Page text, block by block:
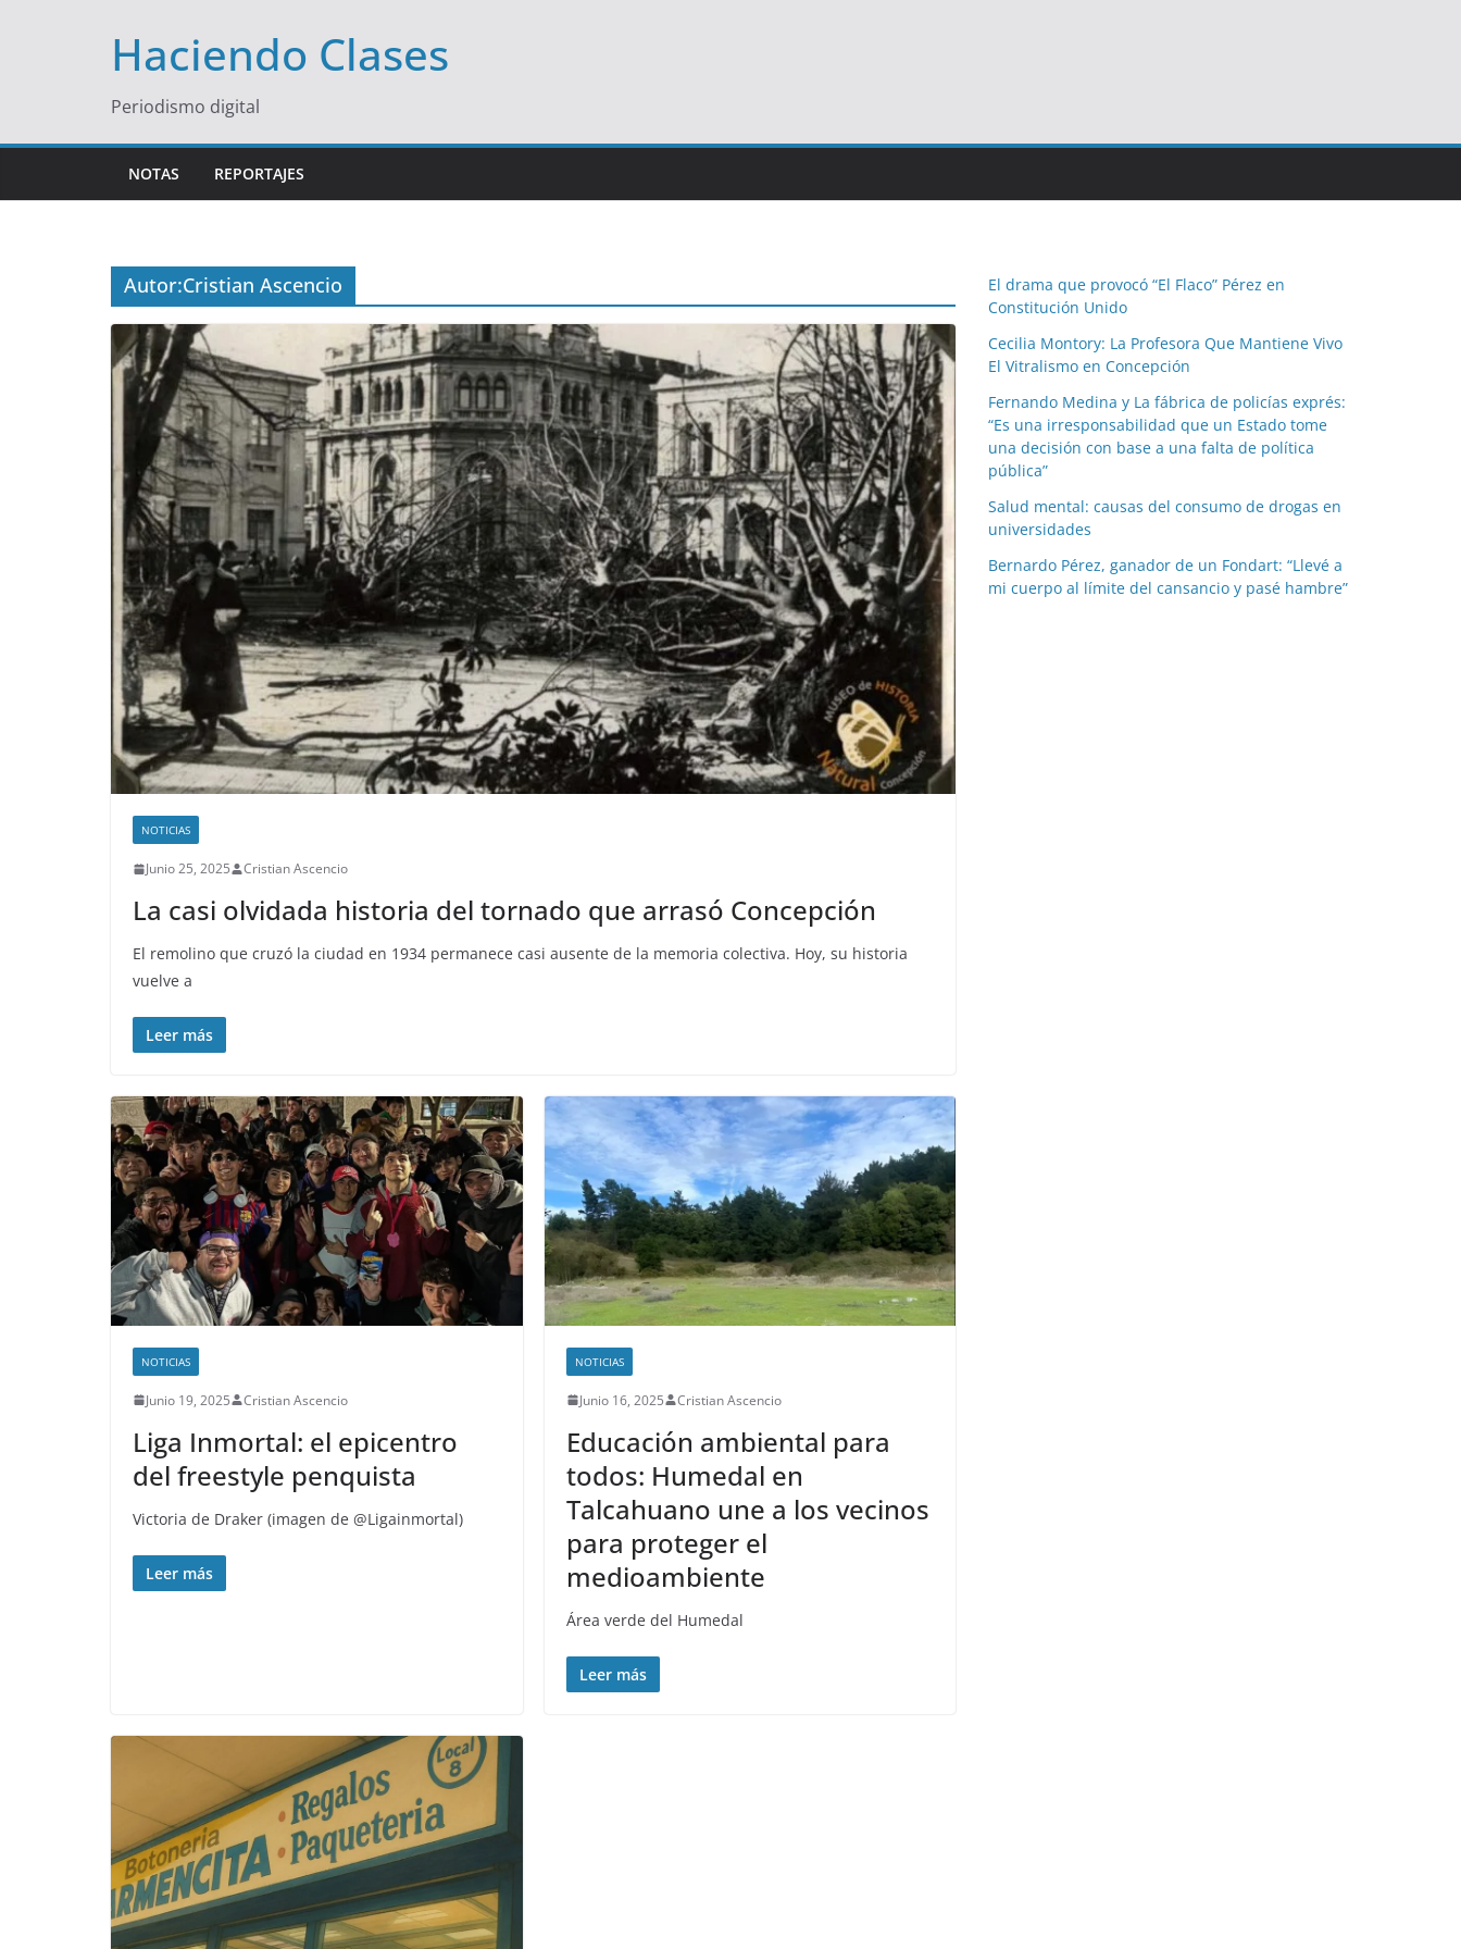
Haciendo Clases
Periodismo digital
NOTAS REPORTAJES
Autor:Cristian Ascencio
NOTICIAS
Junio 25, 2025 Cristian Ascencio
La casi olvidada historia del tornado que arrasó Concepción
El remolino que cruzó la ciudad en 1934 permanece casi ausente de la memoria colectiva. Hoy, su historia
vuelve a
Leer más
NOTICIAS
Junio 19, 2025 Cristian Ascencio
Liga Inmortal: el epicentro
del freestyle penquista
Victoria de Draker (imagen de @Ligainmortal)
Leer más
NOTICIAS
Junio 16, 2025 Cristian Ascencio
Educación ambiental para
todos: Humedal en
Talcahuano une a los vecinos
para proteger el
medioambiente
Área verde del Humedal
Leer más
El drama que provocó “El Flaco” Pérez en
Constitución Unido
Cecilia Montory: La Profesora Que Mantiene Vivo
El Vitralismo en Concepción
Fernando Medina y La fábrica de policías exprés:
“Es una irresponsabilidad que un Estado tome
una decisión con base a una falta de política
pública”
Salud mental: causas del consumo de drogas en
universidades
Bernardo Pérez, ganador de un Fondart: “Llevé a
mi cuerpo al límite del cansancio y pasé hambre”